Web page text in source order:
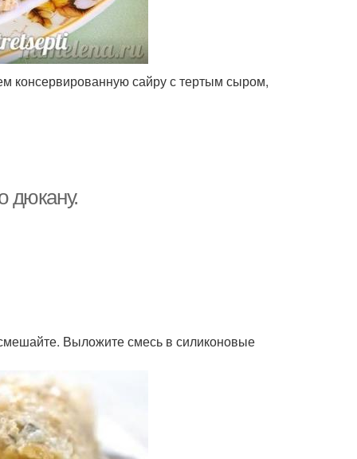
консервированную сайру с тертым сыром,
дюкану.
Выложите смесь в силиконовые